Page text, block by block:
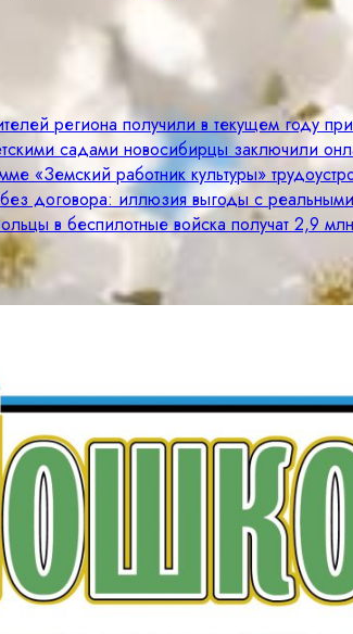
региона получили в текущем году
садами новосибирцы заключили
«Земский работник культуры»
договора: иллюзия выгоды с
в беспилотные войска получат 2,9